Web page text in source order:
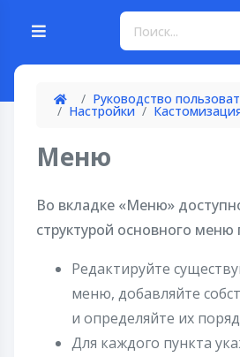
Руководство
Настройки
Меню
Во вкладке «Меню»
структурой основного меню
Редактируйте
меню, добавляйте
и определяйте их
Для каждого пункта